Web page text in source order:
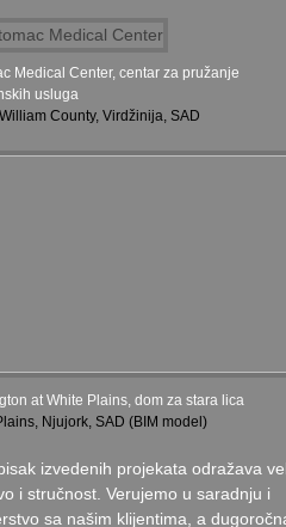
Medical Center, centar za pružanje
usluga
County, Virdžinija, SAD
at White Plains, dom za stara lica
Njujork, SAD (BIM model)
izvedenih projekata odražava
i stručnost. Verujemo u saradnju i
sa našim klijentima, a